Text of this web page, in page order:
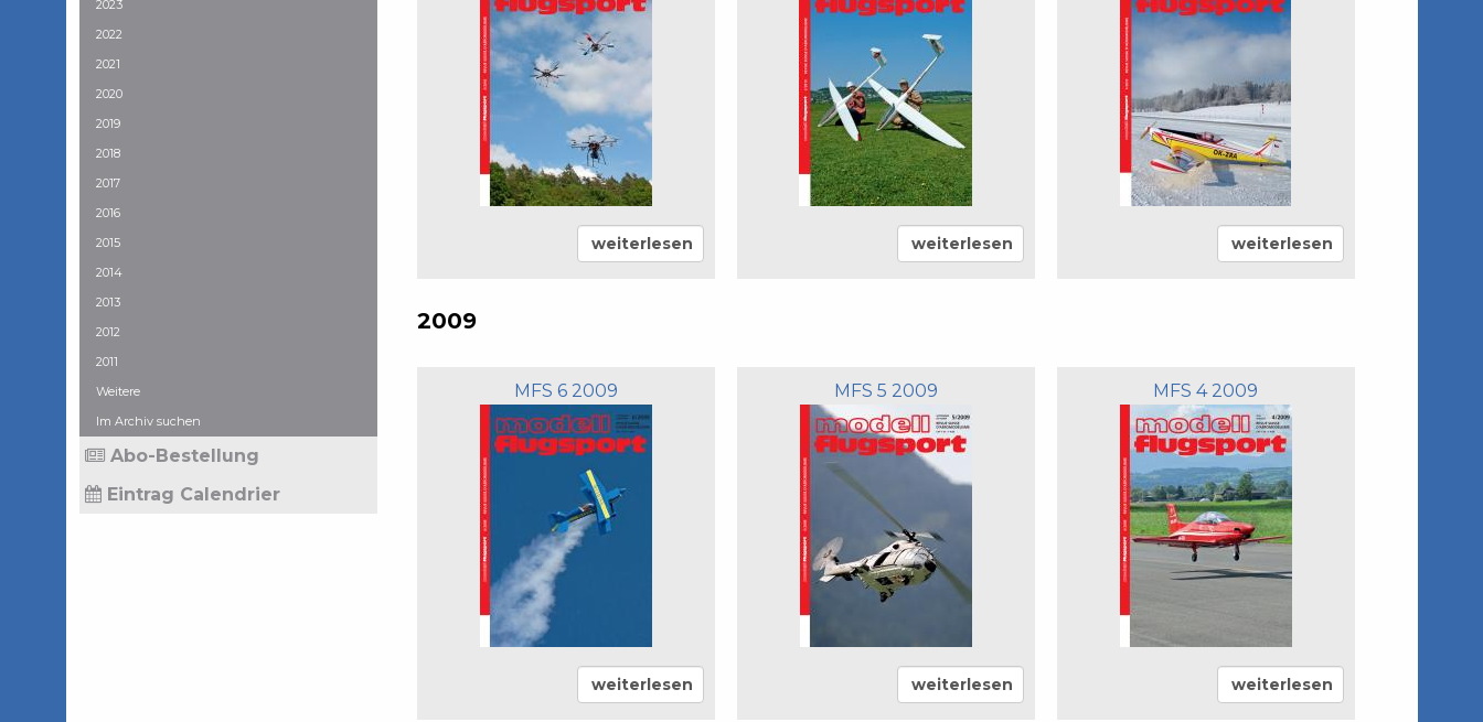
weiterlesen weiterlesen weiterlesen
2009
MFS 6 2009
weiterlesen
MFS 5 2009
weiterlesen
MFS 4 2009
weiterlesen
2023
2022
2021
2020
2019
2018
2017
2016
2015
2014
2013
2012
2011
Weitere
Im Archiv suchen
Abo-Bestellung
Eintrag Calendrier